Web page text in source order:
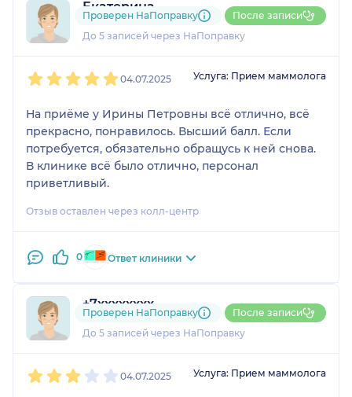
Екатерина
1 отзыв
До 5 записей через НаПоправку
Проверен НаПоправку После записи
04.07.2025 Услуга: Прием маммолога
На приёме у Ирины Петровны всё отлично, всё
прекрасно, понравилось. Высший балл. Если
потребуется, обязательно обращусь к ней снова.
В клинике всё было отлично, персонал
приветливый.
Отзыв оставлен через колл-центр
0 Ответ клиники
+7xxxxxxxx
1 отзыв
До 5 записей через НаПоправку
Проверен НаПоправку После записи
04.07.2025 Услуга: Прием маммолога